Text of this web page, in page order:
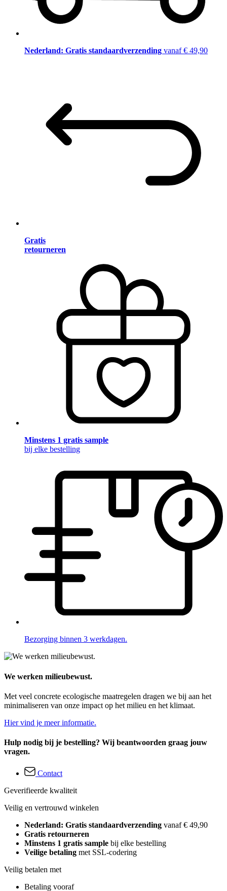
Nederland: Gratis standaardverzending vanaf € 49,90
Gratis
retourneren
Minstens 1 gratis sample
bij elke bestelling
Bezorging binnen 3 werkdagen.
We werken milieubewust.
Met veel concrete ecologische maatregelen dragen we bij aan het
minimaliseren van onze impact op het milieu en het klimaat.
Hier vind je meer informatie.
Hulp nodig bij je bestelling? Wij beantwoorden graag jouw
vragen.
Contact
Geverifieerde kwaliteit
Veilig en vertrouwd winkelen
Nederland: Gratis standaardverzending vanaf € 49,90
Gratis retourneren
Minstens 1 gratis sample bij elke bestelling
Veilige betaling met SSL-codering
Veilig betalen met
Betaling vooraf